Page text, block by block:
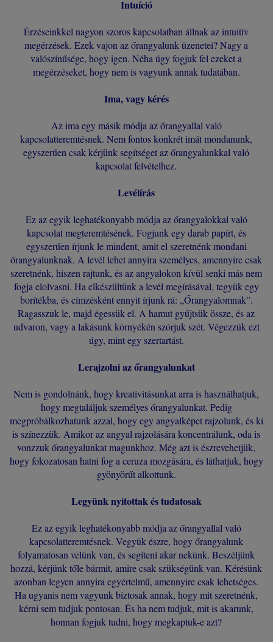
Intuíció
Érzéseinkkel nagyon szoros kapcsolatban állnak az intuitív
megérzések. Ezek vajon az őrangyalunk üzenetei? Nagy a
valószínűsége, hogy igen. Néha úgy fogjuk fel ezeket a
megérzéseket, hogy nem is vagyunk annak tudatában.
Ima, vagy kérés
Az ima egy másik módja az őrangyallal való
kapcsolatteremtésnek. Nem fontos konkrét imát mondanunk,
egyszerűen csak kérjünk segítséget az őrangyalunkkal való
kapcsolat felvételhez.
Levélírás
Ez az egyik leghatékonyabb módja az őrangyalokkal való
kapcsolat megteremtésének. Fogjunk egy darab papírt, és
egyszerűen írjunk le mindent, amit el szeretnénk mondani
őrangyalunknak. A levél lehet annyira személyes, amennyire csak
szeretnénk, hiszen rajtunk, és az angyalokon kívül senki más nem
fogja elolvasni. Ha elkészültünk a levél megírásával, tegyük egy
borítékba, és címzésként ennyit írjunk rá: „Őrangyalomnak”.
Ragasszuk le, majd égessük el. A hamut gyűjtsük össze, és az
udvaron, vagy a lakásunk környékén szórjuk szét. Végezzük ezt
úgy, mint egy szertartást.
Lerajzolni az őrangyalunkat
Nem is gondolnánk, hogy kreativitásunkat arra is használhatjuk,
hogy megtaláljuk személyes őrangyalunkat. Pedig
megpróbálkozhatunk azzal, hogy egy angyalképet rajzolunk, és ki
is színezzük. Amikor az angyal rajzolására koncentrálunk, oda is
vonzzuk őrangyalunkat magunkhoz. Még azt is észrevehetjük,
hogy fokozatosan hatni fog a ceruza mozgására, és láthatjuk, hogy
gyönyörűt alkottunk.
Legyünk nyitottak és tudatosak
Ez az egyik leghatékonyabb módja az őrangyallal való
kapcsolatteremtésnek. Vegyük észre, hogy őrangyalunk
folyamatosan velünk van, és segíteni akar nekünk. Beszéljünk
hozzá, kérjünk tőle bármit, amire csak szükségünk van. Kérésünk
azonban legyen annyira egyértelmű, amennyire csak lehetséges.
Ha ugyanis nem vagyunk biztosak annak, hogy mit szeretnénk,
kérni sem tudjuk pontosan. És ha nem tudjuk, mit is akarunk,
honnan fogjuk tudni, hogy megkaptuk-e azt?